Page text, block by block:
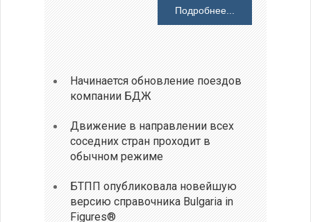
Подробнее...
Начинается обновление поездов
компании БДЖ
Движение в направлении всех
соседних стран проходит в
обычном режиме
БТПП опубликовала новейшую
версию справочника Bulgaria in
Figures®